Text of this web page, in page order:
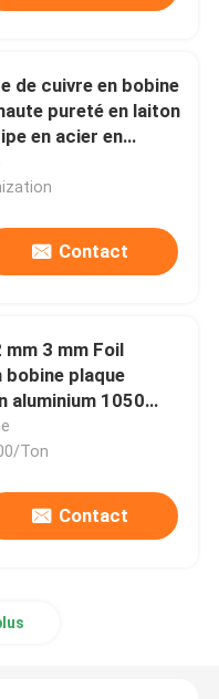
de cuivre en bobine
pureté en laiton
en acier en
C27400 C2720
Contact
mm 3 mm Foil
bobine plaque
aluminium 1050
Ton
Contact